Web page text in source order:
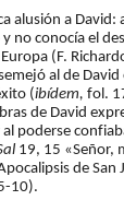
alusión a
no conocía el
(F.
al de
(ibídem, fol.
de David
poderse
de San
10).